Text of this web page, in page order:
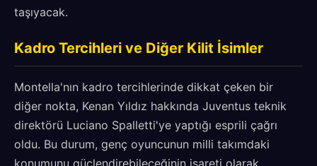
taşıyacak.
Kadro Tercihleri ve Diğer Kilit İsimler
Montella'nın kadro tercihlerinde dikkat çeken bir
diğer nokta, Kenan Yıldız hakkında Juventus teknik
direktörü Luciano Spalletti'ye yaptığı esprili çağrı
oldu. Bu durum, genç oyuncunun milli takımdaki
konumunu güçlendirebileceğinin işareti olarak